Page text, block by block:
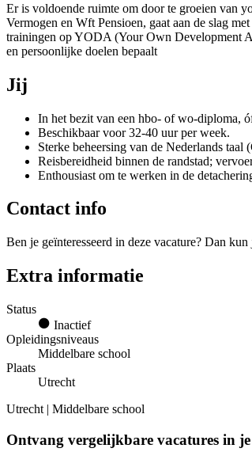
Er is voldoende ruimte om door te groeien van
Vermogen en Wft Pensioen, gaat aan de slag
trainingen op YODA (Your Own Development
en persoonlijke doelen bepaalt
Jij
In het bezit van een hbo- of wo-diploma,
Beschikbaar voor 32-40 uur per week.
Sterke beheersing van de Nederlands taal
Reisbereidheid binnen de randstad;
Enthousiast om te werken in de
Contact info
Ben je geïnteresseerd in deze vacature? Dan
Extra informatie
Status
Inactief
Opleidingsniveaus
Middelbare school
Plaats
Utrecht
Utrecht | Middelbare school
Ontvang vergelijkbare vacatures in